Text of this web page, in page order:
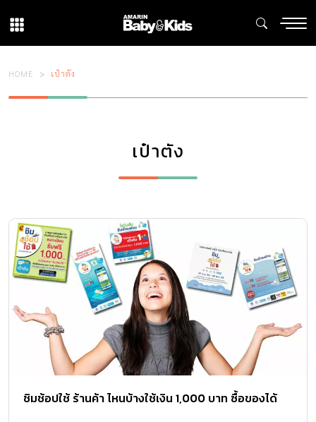
HOME เป๋าตัง
เป๋าตัง
ชิมช้อปใช้ ร้านค้า ไหนบ้างใช้เงิน 1,000 บาท ซื้อของได้